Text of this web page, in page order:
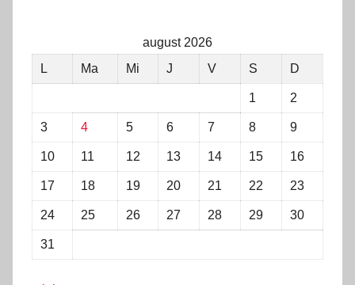
august 2026
L
Ma Mi J V S D
1 2
3 4 5 6 7 8 9
10 11 12 13 14 15 16
17 18 19 20 21 22 23
24 25 26 27 28 29 30
31